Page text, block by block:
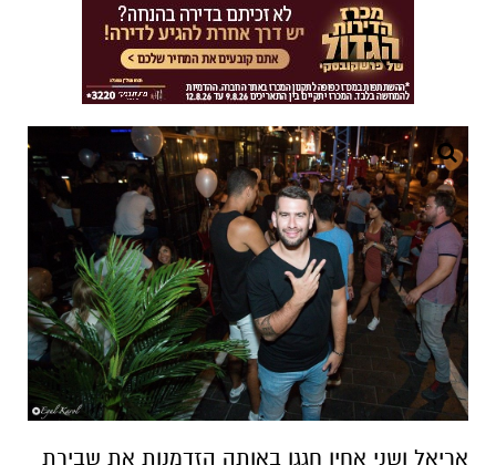
אריאל ושני אחיו חגגו באותה הזדמנות את שבירת